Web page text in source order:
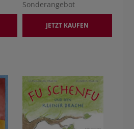
Sonderangebot
JETZT KAUFEN